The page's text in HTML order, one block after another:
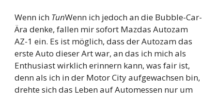
Wenn ich TunWenn ich jedoch an die Bubble-Car-
Ära denke, fallen mir sofort Mazdas Autozam
AZ-1 ein. Es ist möglich, dass der Autozam das
erste Auto dieser Art war, an das ich mich als
Enthusiast wirklich erinnern kann, was fair ist,
denn als ich in der Motor City aufgewachsen bin,
drehte sich das Leben auf Automessen nur um